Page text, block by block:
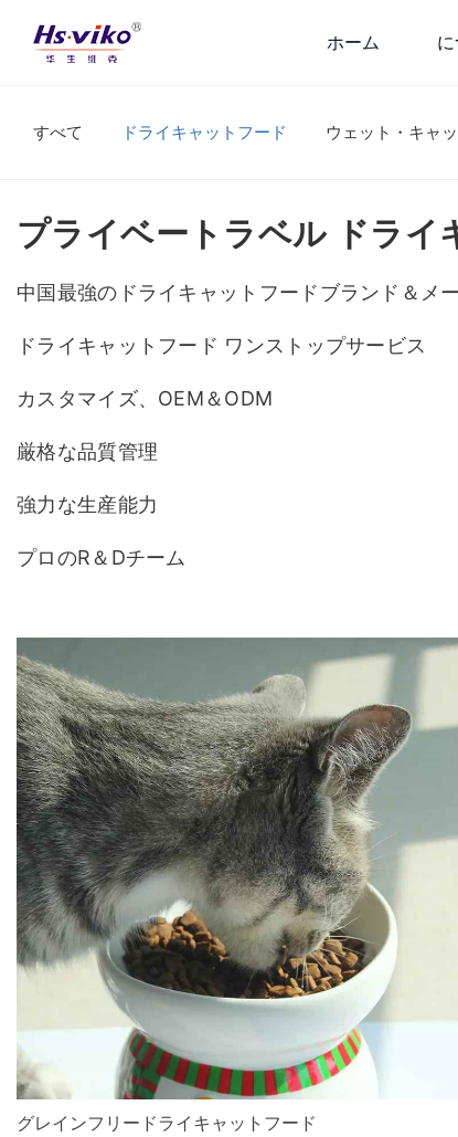
ホーム
すべて ドライキャットフード ウェット・キャ
プライベートラベル ドライ
中国最強のドライキャットフードブランド＆メ
ドライキャットフード ワンストップサービス
カスタマイズ、OEM＆ODM
厳格な品質管理
強力な生産能力
プロのR＆Dチーム
グレインフリードライキャットフード